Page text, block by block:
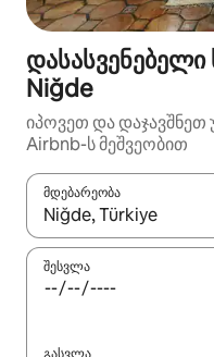
Niğde
იპოვეთ და
Airbnb-ს მეშვეობით
მდებარეობა
როცა შედეგები
შესვლა